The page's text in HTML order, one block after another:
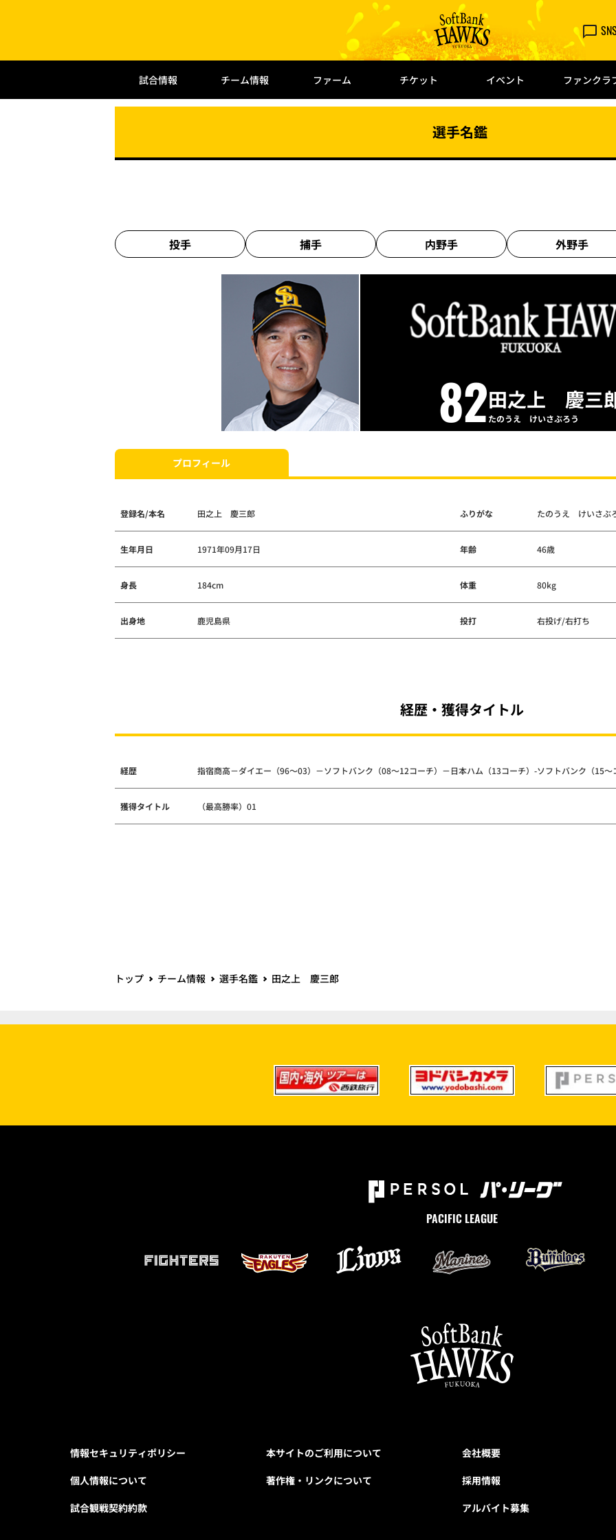
試合情報 チーム情報 ファーム チケット イベント ファンクラ
選手名鑑
投手 捕手 内野手 外野手
82田之上 慶三
たのうえ けいさぶろう
プロフィール
登録名/本名 田之上 慶三郎 ふりがな たのうえ けいさぶ
生年月日 1971年09月17日 年齢 46歳
身長 184cm 体重 80kg
出身地 鹿児島県 投打 右投げ/右打ち
経歴・獲得タイトル
経歴 指宿商高－ダイエー（96～03）－ソフトバンク（08～12コーチ）－日本ハム（13コーチ）-ソフトバンク（15～
獲得タイトル （最高勝率）01
トップ チーム情報 選手名鑑 田之上 慶三郎
PACIFIC LEAGUE
情報セキュリティポリシー
個人情報について
試合観戦契約約款
本サイトのご利用について
著作権・リンクについて
会社概要
採用情報
アルバイト募集